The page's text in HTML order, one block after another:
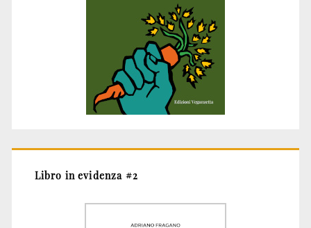
Libro in evidenza #2